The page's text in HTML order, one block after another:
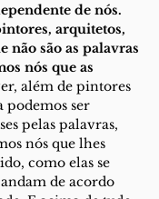
de nós.
arquitetos,
não são as palavras
nós que as
além de pintores
podemos ser
pelas palavras,
nós que lhes
como elas se
de acordo